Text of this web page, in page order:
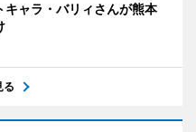
キャラ・バリィさんが熊本
る